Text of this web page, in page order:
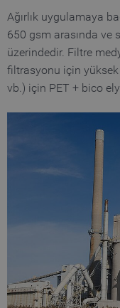
Ağırlık uygulamaya
650 gsm arasında ve
üzerindedir. Filtre
filtrasyonu için yüksek
vb.) için PET + bico